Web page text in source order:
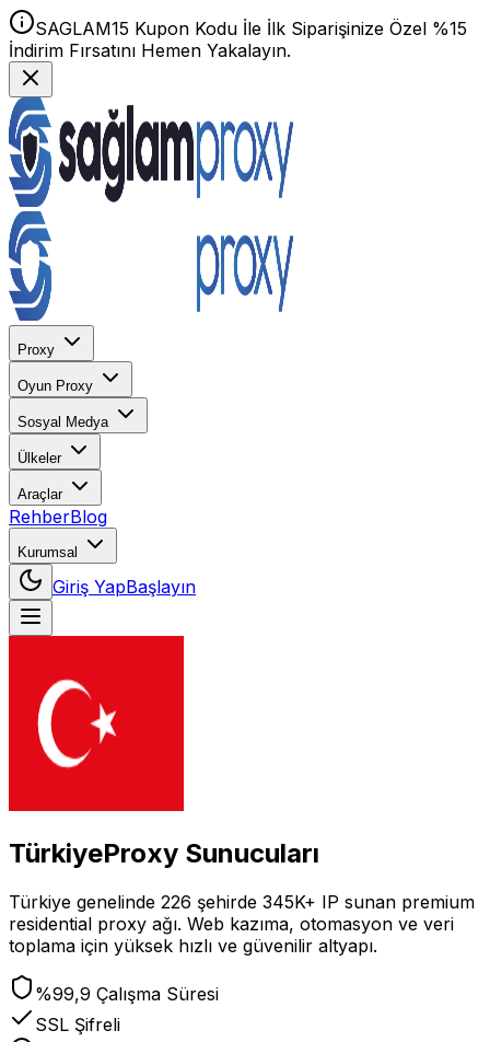
SAGLAM15 Kupon Kodu İle İlk Siparişinize Özel %15
İndirim Fırsatını Hemen Yakalayın.
Proxy
Oyun Proxy
Sosyal Medya
Ülkeler
Araçlar
RehberBlog
Kurumsal
Giriş YapBaşlayın
TürkiyeProxy Sunucuları
Türkiye genelinde 226 şehirde 345K+ IP sunan premium
residential proxy ağı. Web kazıma, otomasyon ve veri
toplama için yüksek hızlı ve güvenilir altyapı.
%99,9 Çalışma Süresi
SSL Şifreli